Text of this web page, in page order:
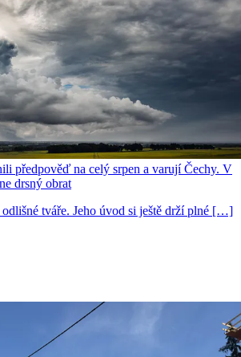
předpověď na celý srpen a varují Čechy. V
drsný obrat
odlišné tváře. Jeho úvod si ještě drží plné […]